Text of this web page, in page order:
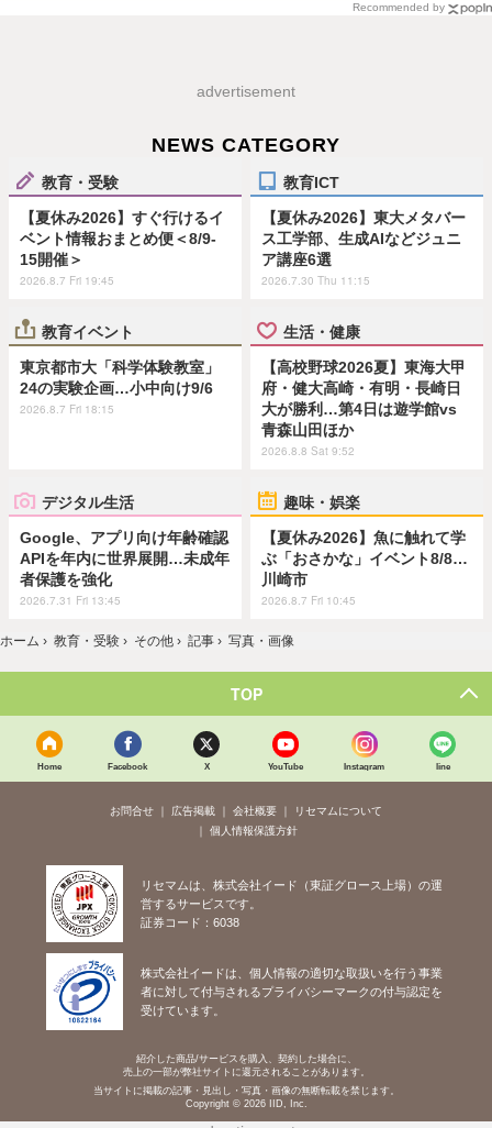
Recommended by
advertisement
NEWS CATEGORY
教育・受験
【夏休み2026】すぐ行けるイ
ベント情報おまとめ便＜8/9-
15開催＞
2026.8.7 Fri 19:45
教育ICT
【夏休み2026】東大メタバー
ス工学部、生成AIなどジュニ
ア講座6選
2026.7.30 Thu 11:15
教育イベント
東京都市大「科学体験教室」
24の実験企画…小中向け9/6
2026.8.7 Fri 18:15
生活・健康
【高校野球2026夏】東海大甲
府・健大高崎・有明・長崎日
大が勝利…第4日は遊学館vs
青森山田ほか
2026.8.8 Sat 9:52
デジタル生活
Google、アプリ向け年齢確認
APIを年内に世界展開…未成年
者保護を強化
2026.7.31 Fri 13:45
趣味・娯楽
【夏休み2026】魚に触れて学
ぶ「おさかな」イベント8/8…
川崎市
2026.8.7 Fri 10:45
ホーム › 教育・受験 › その他 › 記事 › 写真・画像
TOP
Home Facebook X YouTube Instagram line
お問合せ 広告掲載 会社概要
リセマムについて
個人情報保護方針
リセマムは、株式会社イード（東証グロース上場）の運
営するサービスです。
証券コード：6038
株式会社イードは、個人情報の適切な取扱いを行う事業
者に対して付与されるプライバシーマークの付与認定を
受けています。
紹介した商品/サービスを購入、契約した場合に、
売上の一部が弊社サイトに還元されることがあります。
当サイトに掲載の記事・見出し・写真・画像の無断転載を禁じます。
Copyright © 2026 IID, Inc.